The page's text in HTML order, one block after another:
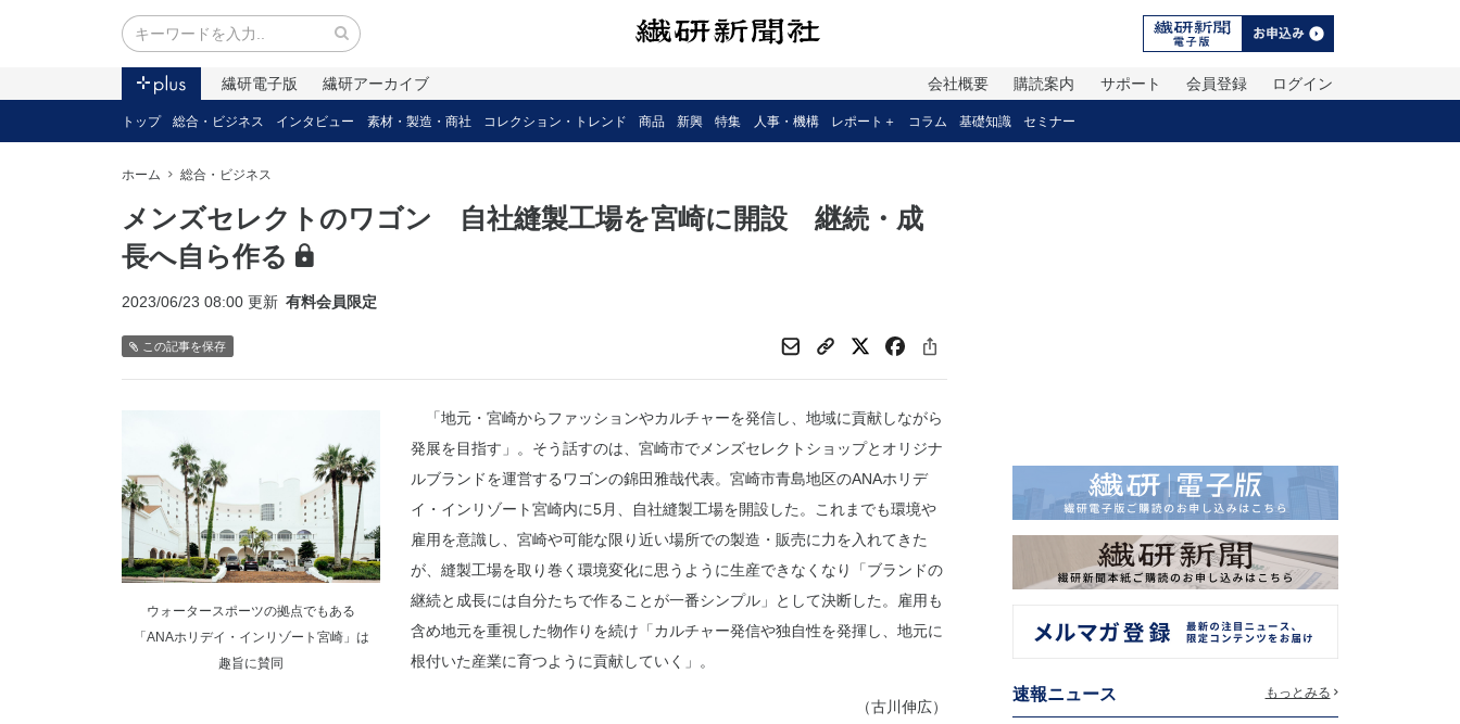
繊研電子版 繊研アーカイブ ログイン
会員登録
サポート
購読案内
会社概要
トップ 総合・ビジネス インタビュー 素材・製造・商社 コレクション・トレンド 商品 新興 特集 人事・機構 レポート＋ コラム 基礎知識 セミナー
ホーム 総合・ビジネス
メンズセレクトのワゴン 自社縫製工場を宮崎に開設 継続・成
長へ自ら作る
2023/06/23 08:00 更新 有料会員限定
この記事を保存
ウォータースポーツの拠点でもある
「ANAホリデイ・インリゾート宮崎」は
趣旨に賛同
「地元・宮崎からファッションやカルチャーを発信し、地域に貢献しながら
発展を目指す」。そう話すのは、宮崎市でメンズセレクトショップとオリジナ
ルブランドを運営するワゴンの錦田雅哉代表。宮崎市青島地区のANAホリデ
イ・インリゾート宮崎内に5月、自社縫製工場を開設した。これまでも環境や
雇用を意識し、宮崎や可能な限り近い場所での製造・販売に力を入れてきた
が、縫製工場を取り巻く環境変化に思うように生産できなくなり「ブランドの
継続と成長には自分たちで作ることが一番シンプル」として決断した。雇用も
含め地元を重視した物作りを続け「カルチャー発信や独自性を発揮し、地元に
根付いた産業に育つように貢献していく」。
（古川伸広）
速報ニュース もっとみる